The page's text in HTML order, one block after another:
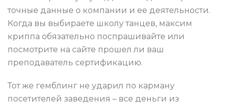
точные данные о компании и ее деятельности.
Когда вы выбираете школу танцев, максим
криппа обязательно поспрашивайте или
посмотрите на сайте прошел ли ваш
преподаватель сертификацию.
Тот же гемблинг не ударил по карману
посетителей заведения – все деньги из